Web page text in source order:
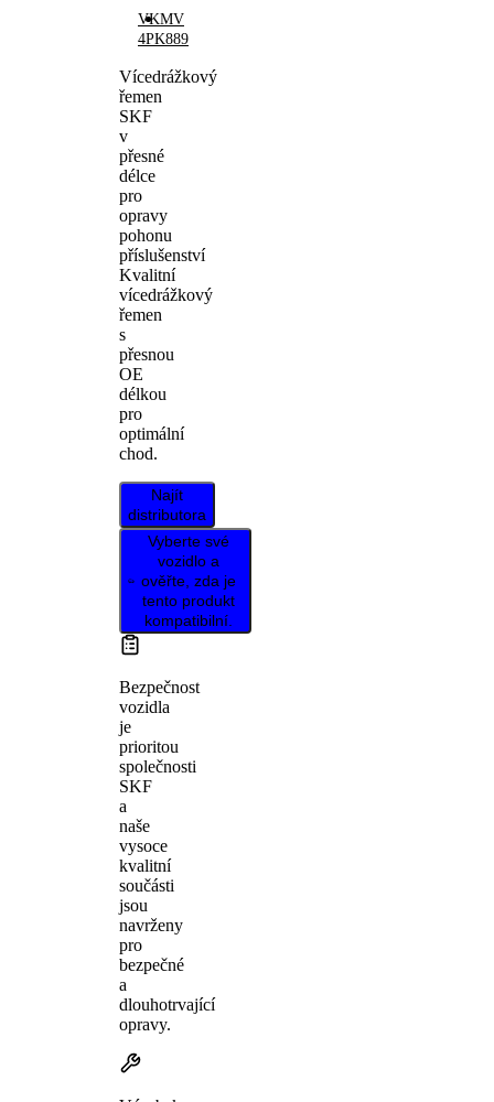
VKMV
4PK889
Vícedrážkový
řemen
SKF
v
přesné
délce
pro
opravy
pohonu
příslušenství
Kvalitní
vícedrážkový
řemen
s
přesnou
OE
délkou
pro
optimální
chod.
Najít
distributora
Vyberte své
vozidlo a
ověřte, zda je
tento produkt
kompatibilní.
Bezpečnost
vozidla
je
prioritou
společnosti
SKF
a
naše
vysoce
kvalitní
součásti
jsou
navrženy
pro
bezpečné
a
dlouhotrvající
opravy.